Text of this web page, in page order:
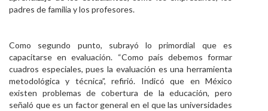
padres de familia y los profesores.
Como segundo punto, subrayó lo primordial que es
capacitarse en evaluación. “Como país debemos formar
cuadros especiales, pues la evaluación es una herramienta
metodológica y técnica”, refirió. Indicó que en México
existen problemas de cobertura de la educación, pero
señaló que es un factor general en el que las universidades